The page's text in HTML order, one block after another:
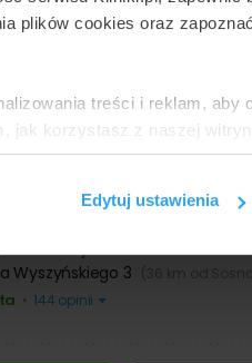
plików cookies oraz
treści i reklam, aby
jak korzystasz z naszej
połączyć te informacje z
Edytuj ustawienia
•1667 opinii
Umów wizytę Zadzwoń:
Wyszyńskiego 3
• 144 opinii